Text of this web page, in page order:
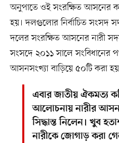
অনুপাতে ওই সংরক্ষিত আসনের
হয়। দলগুলোর নির্বাচিত সংসদ
দলের সংরক্ষিত আসনের নারী
সংসদে ২০১১ সালে সংবিধানের
আসনসংখ্যা বাড়িয়ে ৫০টি করা
এবার জাতীয় ঐকমত্য
আলোচনায় নারীর আসন
সিদ্ধান্ত নিলেন। খুব
নারীকে জোগাড় করা